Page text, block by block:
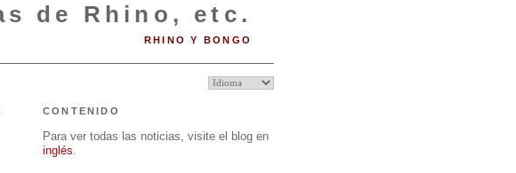
de Rhino, etc.
RHINO Y BONGO
CONTENIDO
Para ver todas las noticias, visite el blog en
inglés